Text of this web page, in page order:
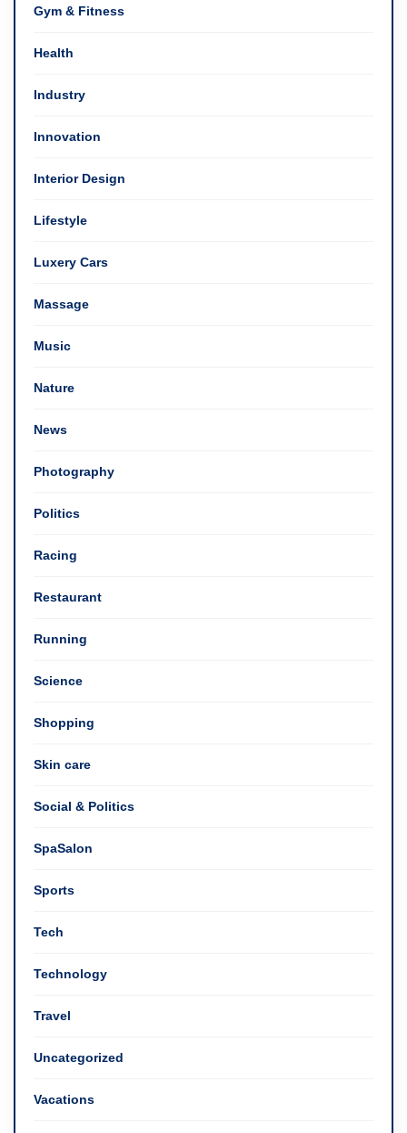
Gym & Fitness
Health
Industry
Innovation
Interior Design
Lifestyle
Luxery Cars
Massage
Music
Nature
News
Photography
Politics
Racing
Restaurant
Running
Science
Shopping
Skin care
Social & Politics
SpaSalon
Sports
Tech
Technology
Travel
Uncategorized
Vacations